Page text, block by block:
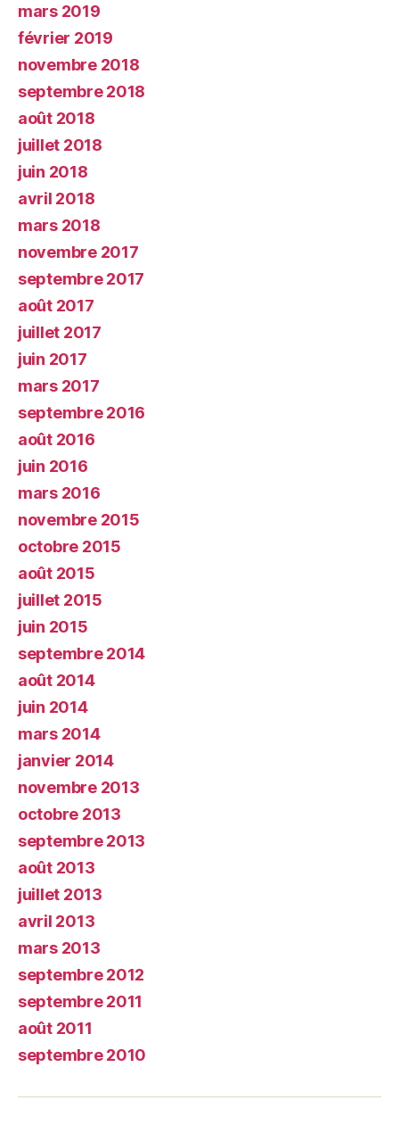
mars 2019
février 2019
novembre 2018
septembre 2018
août 2018
juillet 2018
juin 2018
avril 2018
mars 2018
novembre 2017
septembre 2017
août 2017
juillet 2017
juin 2017
mars 2017
septembre 2016
août 2016
juin 2016
mars 2016
novembre 2015
octobre 2015
août 2015
juillet 2015
juin 2015
septembre 2014
août 2014
juin 2014
mars 2014
janvier 2014
novembre 2013
octobre 2013
septembre 2013
août 2013
juillet 2013
avril 2013
mars 2013
septembre 2012
septembre 2011
août 2011
septembre 2010